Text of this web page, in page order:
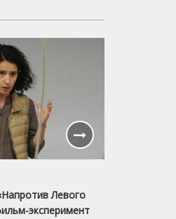
Левого
эксперимент